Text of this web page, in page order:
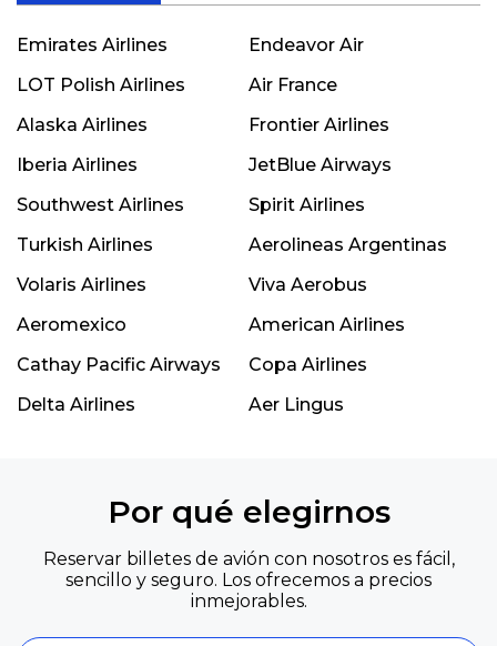
Emirates Airlines
Endeavor Air
LOT Polish Airlines
Air France
Alaska Airlines
Frontier Airlines
Iberia Airlines
JetBlue Airways
Southwest Airlines
Spirit Airlines
Turkish Airlines
Aerolineas Argentinas
Volaris Airlines
Viva Aerobus
Aeromexico
American Airlines
Cathay Pacific Airways
Copa Airlines
Delta Airlines
Aer Lingus
Por qué elegirnos
Reservar billetes de avión con nosotros es fácil,
sencillo y seguro. Los ofrecemos a precios
inmejorables.